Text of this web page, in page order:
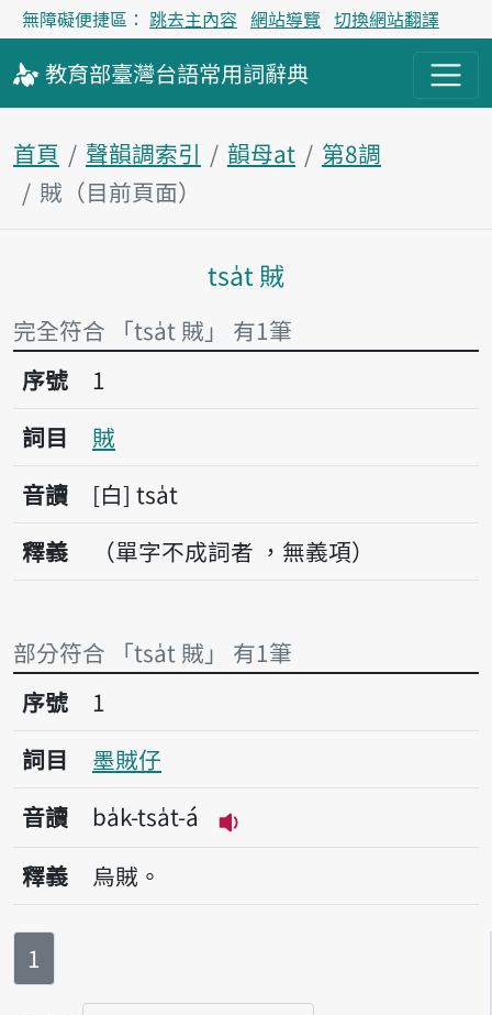
無障礙便捷區： 跳去主內容 網站導覽 切換網站翻譯
教育部臺灣台語常用詞辭典
首頁 聲韻調索引 韻母at
第8調
賊（目前頁面）
主內容區塊
tsa̍t 賊
完全符合 「tsa̍t 賊」 有1筆
序號1賊
序號
1
詞目
賊
音讀
白 tsa̍t
釋義
（單字不成詞者 ，無義項）
部分符合 「tsa̍t 賊」 有1筆
序號1墨賊仔
序號
1
詞目
墨賊仔
音讀
ba̍k-tsa̍t-á
播放音讀ba̍k-tsa̍t-á
釋義 烏賊。
第
1